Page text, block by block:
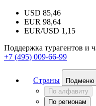
USD 85,46
EUR 98,64
EUR/USD 1,15
Поддержка турагентов и
+7 (495) 009-66-99
Страны
Подменю
По алфавиту
По регионам